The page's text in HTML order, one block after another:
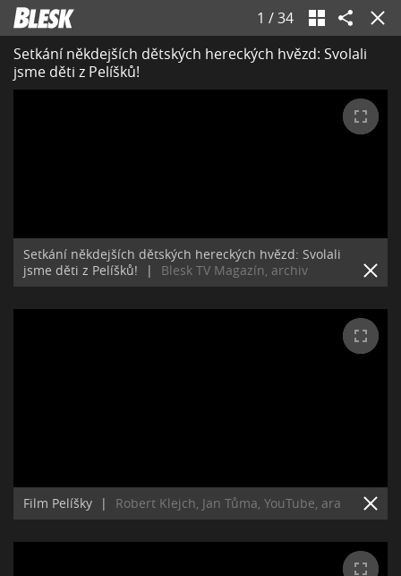
1 /34
Setkání někdejších dětských hereckých hvězd: Svolali
jsme děti z Pelíšků!
Setkání někdejších dětských hereckých hvězd: Svolali
jsme děti z Pelíšků!
| Blesk TV Magazín, archiv
Film Pelíšky | Robert Klejch, Jan Tůma, YouTube, ara